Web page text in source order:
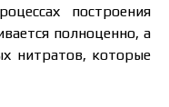
построения
полноценно, а
нитратов, которые